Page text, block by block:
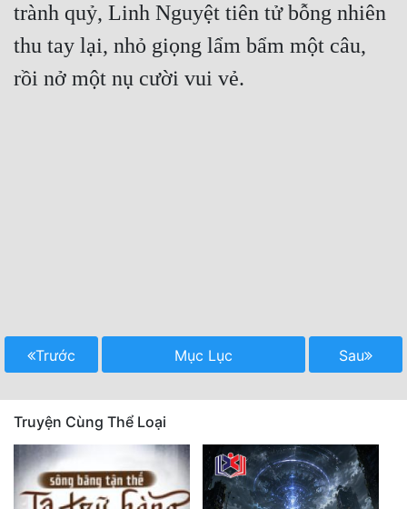
trành quỷ, Linh Nguyệt tiên tử bỗng nhiên
thu tay lại, nhỏ giọng lẩm bẩm một câu,
Trước Mục Lục Sau
Truyện Cùng Thể Loại